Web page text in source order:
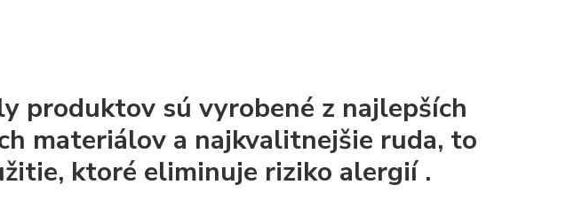
produktov sú vyrobené z najlepších
materiálov a najkvalitnejšie ruda, to
ktoré eliminuje riziko alergií.